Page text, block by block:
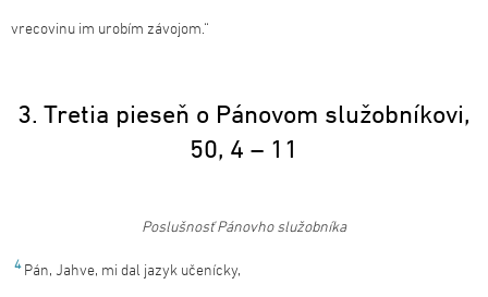
vrecovinu im urobím závojom.“
3. Tretia pieseň o Pánovom služobníkovi,
50, 4 – 11
PoslušnosťPánovho služobníka
4 Pán, Jahve, mi dal jazyk učenícky,